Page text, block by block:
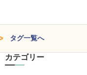
タグ一覧へ
カテゴリー